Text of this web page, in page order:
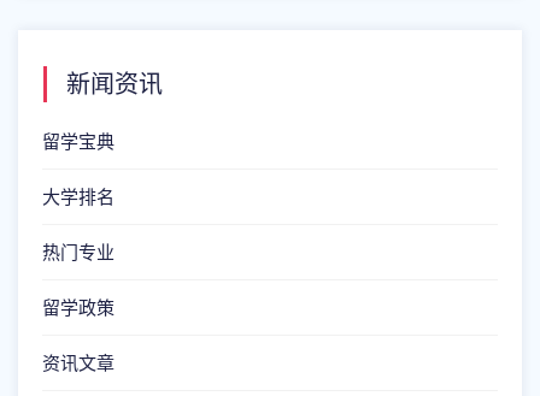
新闻资讯
留学宝典
大学排名
热门专业
留学政策
资讯文章